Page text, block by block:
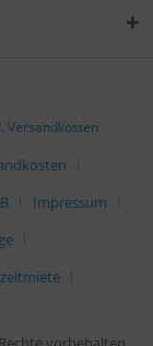
Versandkosten
Impressum